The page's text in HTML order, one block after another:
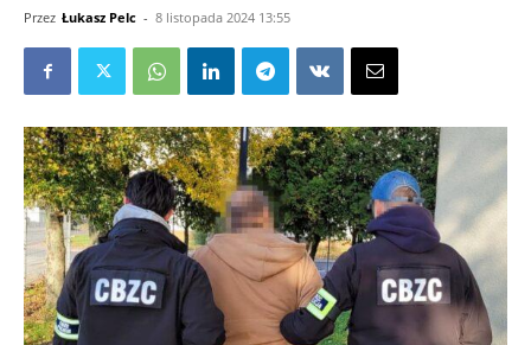
Przez Łukasz Pelc - 8 listopada 2024 13:55